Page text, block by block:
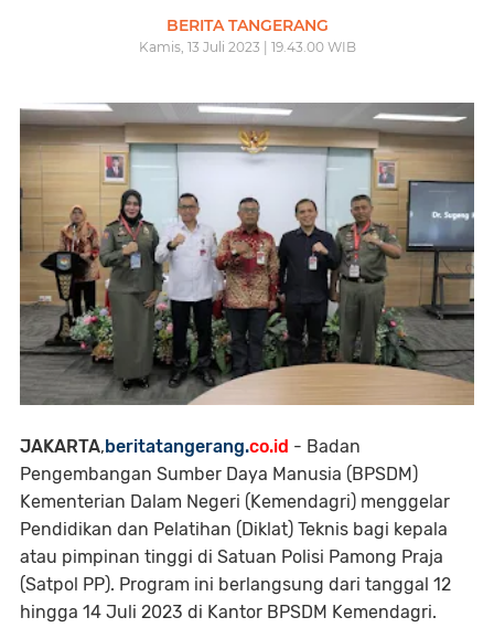
BERITA TANGERANG
Kamis, 13 Juli 2023 | 19.43.00 WIB
JAKARTA, beritatangerang.co.id - Badan
Pengembangan Sumber Daya Manusia (BPSDM)
Kementerian Dalam Negeri (Kemendagri) menggelar
Pendidikan dan Pelatihan (Diklat) Teknis bagi kepala
atau pimpinan tinggi di Satuan Polisi Pamong Praja
(Satpol PP). Program ini berlangsung dari tanggal 12
hingga 14 Juli 2023 di Kantor BPSDM Kemendagri.